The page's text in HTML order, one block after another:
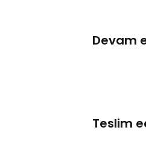
Devam
Teslim